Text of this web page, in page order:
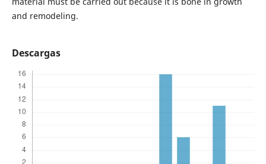
and remodeling.
Descargas